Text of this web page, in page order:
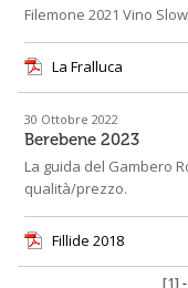
Filemone 2021 Vino Slow
La Fralluca
30 Ottobre 2022
Berebene 2023
La guida del Gambero
qualità/prezzo.
Fillide 2018
[1]